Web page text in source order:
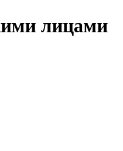
лицами